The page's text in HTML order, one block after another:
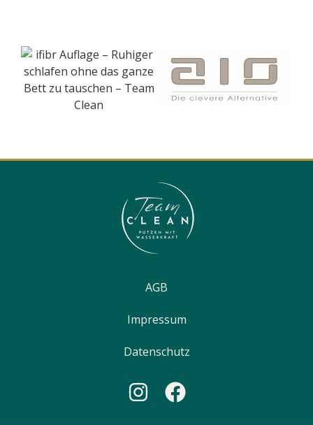
AGB
Impressum
Datenschutz